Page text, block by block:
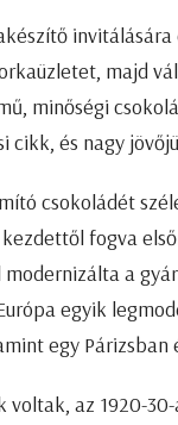
majd
minőségi
cikk, és nagy
csokoládét
fogva
a
egyik
egy Párizsban
az 1920-